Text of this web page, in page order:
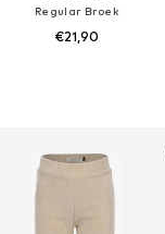
Regular Broek
€21,90